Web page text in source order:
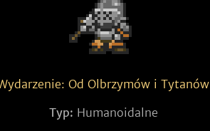
Od Olbrzymów i Tytanów
Typ: Humanoidalne